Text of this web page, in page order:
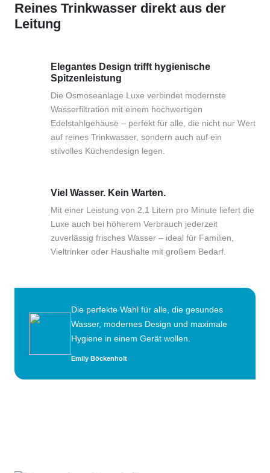
Reines Trinkwasser direkt aus der
Leitung
Elegantes Design trifft hygienische
Spitzenleistung
Die Osmoseanlage Luxe verbindet modernste
Wasserfiltration mit einem hochwertigen
Edelstahlgehäuse – perfekt für alle, die nicht nur Wert
auf reines Trinkwasser, sondern auch auf ein
stilvolles Küchendesign legen.
Viel Wasser. Kein Warten.
Mit einer Leistung von 2,1 Litern pro Minute liefert die
Luxe auch bei höherem Verbrauch jederzeit
zuverlässig frisches Wasser – ideal für Familien,
Vieltrinker oder Haushalte mit großem Bedarf.
Die perfekte Wahl für alle, die gesundes
Wasser, modernes Design und maximale
Hygiene in einem Gerät wollen.
Emily Böckenholt